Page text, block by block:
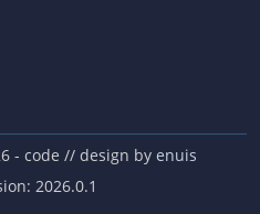
- code // design by enuis
2026.0.1